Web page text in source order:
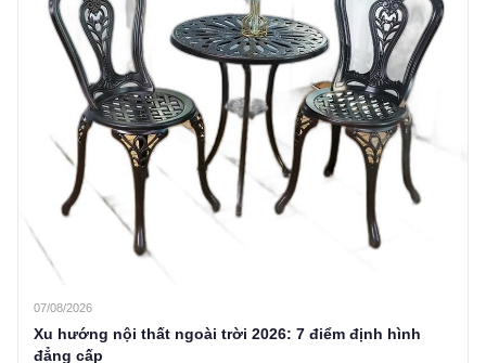
07/08/2026
Xu hướng nội thất ngoài trời 2026: 7 điểm định hình
đẳng cấp